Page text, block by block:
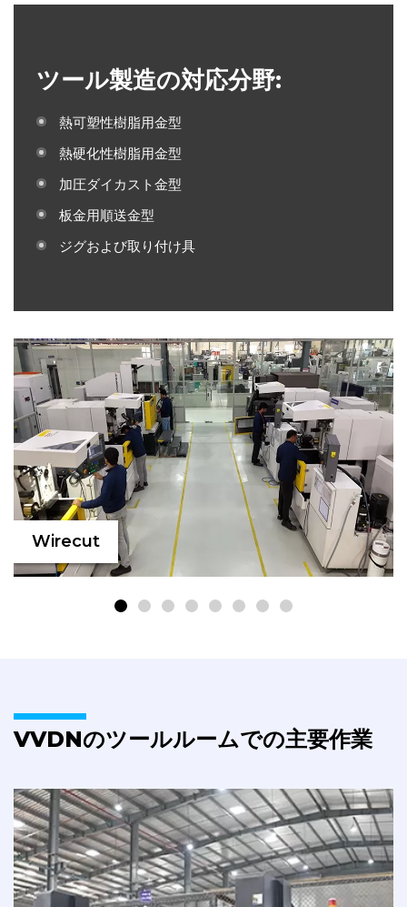
ツール製造の対応分野:
熱可塑性樹脂用金型
熱硬化性樹脂用金型
加圧ダイカスト金型
板金用順送金型
ジグおよび取り付け具
Wirecut
VVDNのツールルームでの主要作業